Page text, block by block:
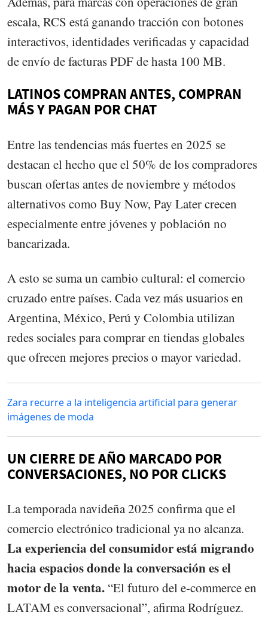
escala, RCS está ganando tracción con botones
interactivos, identidades verificadas y capacidad
de envío de facturas PDF de hasta 100 MB.
LATINOS COMPRAN ANTES, COMPRAN
MÁS Y PAGAN POR CHAT
Entre las tendencias más fuertes en 2025 se
destacan el hecho que el 50% de los compradores
buscan ofertas antes de noviembre y métodos
alternativos como Buy Now, Pay Later crecen
especialmente entre jóvenes y población no
bancarizada.
A esto se suma un cambio cultural: el comercio
cruzado entre países. Cada vez más usuarios en
Argentina, México, Perú y Colombia utilizan
redes sociales para comprar en tiendas globales
que ofrecen mejores precios o mayor variedad.
Zara recurre a la inteligencia artificial para generar
imágenes de moda
UN CIERRE DE AÑO MARCADO POR
CONVERSACIONES, NO POR CLICKS
La temporada navideña 2025 confirma que el
comercio electrónico tradicional ya no alcanza.
La experiencia del consumidor está migrando
hacia espacios donde la conversación es el
motor de la venta. “El futuro del e-commerce en
LATAM es conversacional”, afirma Rodríguez.